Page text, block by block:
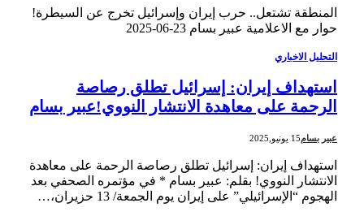
المنطقة تشتعل.. حرب إيران وإسرائيل تخرج عن السيطرة!
حوار مع الاعلامية عبير بسام ‎2025-‎06-‎23
التحليل الاخباري
استهداف إيران: إسرائيل تطلق رصاصة
الرحمة على معاهدة الانتشار النووي!عبير بسام
عبير بسام15 يونيو,2025
استهداف إيران: إسرائيل تطلق رصاصة الرحمة على معاهدة
الانتشار النووي! بقلم: عبير بسام * في مؤتمره الصحفي بعد
الهجوم “الإسرائيلي” على إيران يوم الجمعة/ 13 حزيران،…